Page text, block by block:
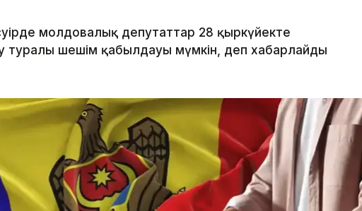
молдовалық депутаттар 28 қыркүйекте
туралы шешім қабылдауы мүмкін, деп хабарлайды